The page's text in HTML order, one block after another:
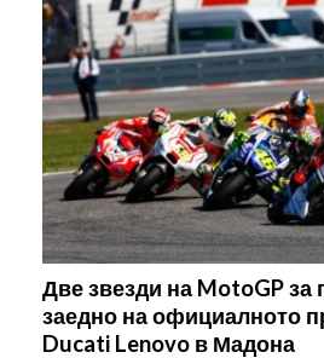
Две звезди на MotoGP за
заедно на официалното
Ducati Lenovo в Мадона